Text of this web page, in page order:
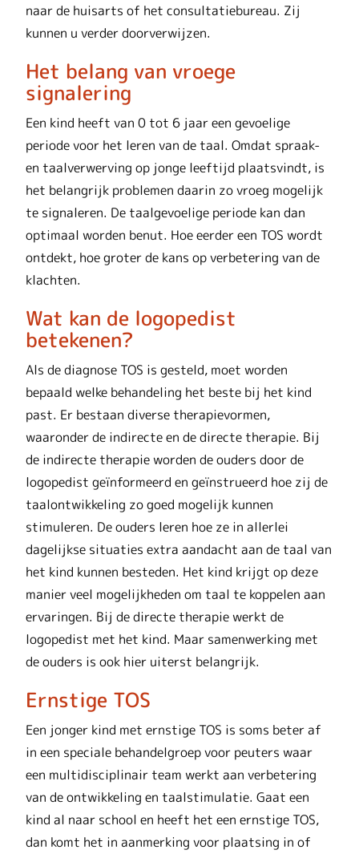
naar de huisarts of het consultatiebureau. Zij
kunnen u verder doorverwijzen.
Het belang van vroege
signalering
Een kind heeft van 0 tot 6 jaar een gevoelige
periode voor het leren van de taal. Omdat spraak-
en taalverwerving op jonge leeftijd plaatsvindt, is
het belangrijk problemen daarin zo vroeg mogelijk
te signaleren. De taalgevoelige periode kan dan
optimaal worden benut. Hoe eerder een TOS wordt
ontdekt, hoe groter de kans op verbetering van de
klachten.
Wat kan de logopedist
betekenen?
Als de diagnose TOS is gesteld, moet worden
bepaald welke behandeling het beste bij het kind
past. Er bestaan diverse therapievormen,
waaronder de indirecte en de directe therapie. Bij
de indirecte therapie worden de ouders door de
logopedist geïnformeerd en geïnstrueerd hoe zij de
taalontwikkeling zo goed mogelijk kunnen
stimuleren. De ouders leren hoe ze in allerlei
dagelijkse situaties extra aandacht aan de taal van
het kind kunnen besteden. Het kind krijgt op deze
manier veel mogelijkheden om taal te koppelen aan
ervaringen. Bij de directe therapie werkt de
logopedist met het kind. Maar samenwerking met
de ouders is ook hier uiterst belangrijk.
Ernstige TOS
Een jonger kind met ernstige TOS is soms beter af
in een speciale behandelgroep voor peuters waar
een multidisciplinair team werkt aan verbetering
van de ontwikkeling en taalstimulatie. Gaat een
kind al naar school en heeft het een ernstige TOS,
dan komt het in aanmerking voor plaatsing in of